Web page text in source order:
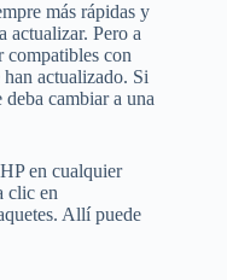
más rápidas y
actualizar. Pero a
compatibles con
actualizado. Si
deba cambiar a una
en cualquier
clic en
Allí puede